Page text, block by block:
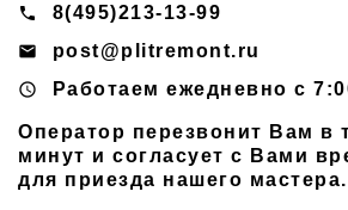
phone 8(495)213-13-99
email post@plitremont.ru
access_time Работаем ежедневно c
Оператор перезвонит Вам в
минут и согласует с Вами
для приезда нашего мастера.